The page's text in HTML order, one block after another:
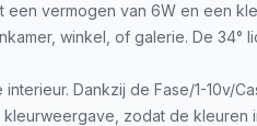
vermogen van 6W en een
winkel, of galerie. De 34°
Dankzij de Fase/1-10v/
zodat de kleuren